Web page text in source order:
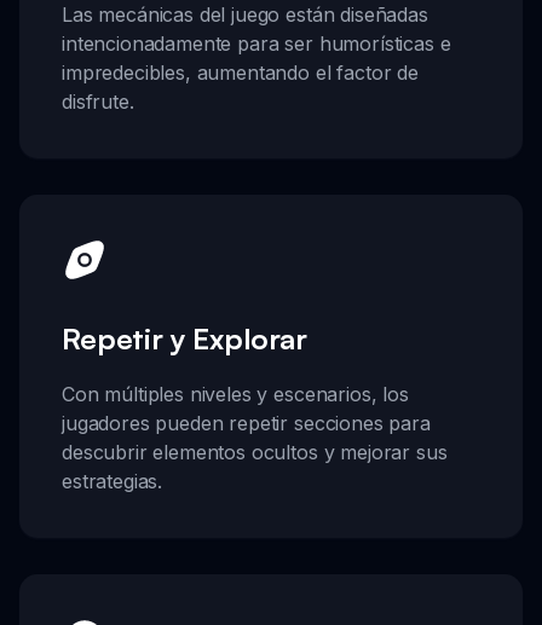
Las mecánicas del juego están diseñadas
intencionadamente para ser humorísticas e
impredecibles, aumentando el factor de
disfrute.
Repetir y Explorar
Con múltiples niveles y escenarios, los
jugadores pueden repetir secciones para
descubrir elementos ocultos y mejorar sus
estrategias.